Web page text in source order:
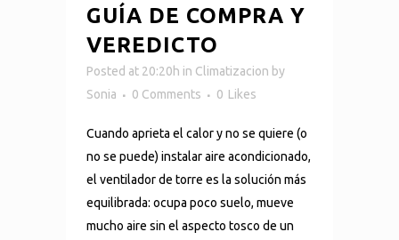
GUÍA DE COMPRA Y
VEREDICTO
Posted at 20:20h in Climatizacion by
Sonia
0 Comments 0 Likes
Cuando aprieta el calor y no se quiere (o
no se puede) instalar aire acondicionado,
el ventilador de torre es la solución más
equilibrada: ocupa poco suelo, mueve
mucho aire sin el aspecto tosco de un